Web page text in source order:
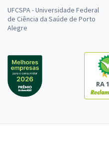
UFCSPA - Universidade Federal
de Ciência da Saúde de Porto
Alegre
RA